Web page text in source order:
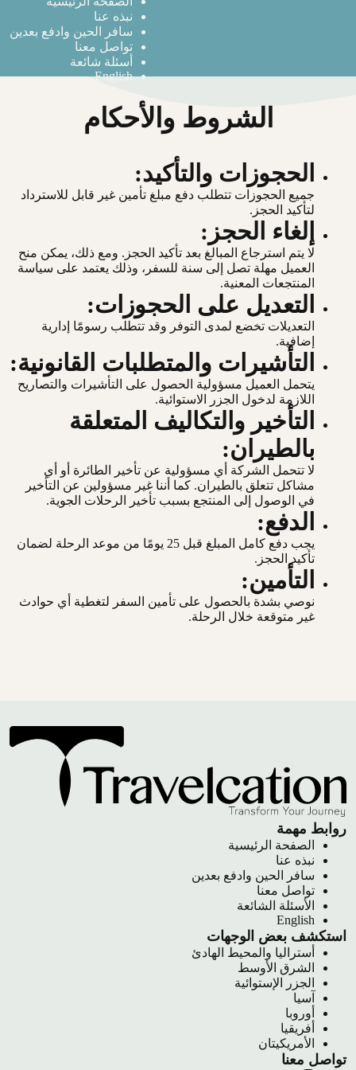
نبذه عنا
سافر الحين وادفع بعدين
تواصل معنا
أسئلة شائعة
English
الشروط والأحكام
الحجوزات والتأكيد:
جميع الحجوزات تتطلب دفع مبلغ تأمين غير قابل للاسترداد
لتأكيد الحجز.
إلغاء الحجز:
لا يتم استرجاع المبالغ بعد تأكيد الحجز. ومع ذلك، يمكن منح
العميل مهلة تصل إلى سنة للسفر، وذلك يعتمد على سياسة
المنتجعات المعنية.
التعديل على الحجوزات:
التعديلات تخضع لمدى التوفر وقد تتطلب رسومًَا إدارية
إضافية.
التأشيرات والمتطلبات القانونية:
يتحمل العميل مسؤولية الحصول على التأشيرات والتصاريح
اللازمة لدخول الجزر الاستوائية.
التأخير والتكاليف المتعلقة
بالطيران:
لا تتحمل الشركة أي مسؤولية عن تأخير الطائرة أو أي
مشاكل تتعلق بالطيران. كما أننا غير مسؤولين عن التأخير
في الوصول إلى المنتجع بسبب تأخير الرحلات الجوية.
الدفع:
يجب دفع كامل المبلغ قبل 25 يومًا من موعد الرحلة لضمان
تأكيد الحجز.
التأمين:
نوصي بشدة بالحصول على تأمين السفر لتغطية أي حوادث
غير متوقعة خلال الرحلة.
روابط مهمة
الصفحة الرئيسية
نبذه عنا
سافر الحين وادفع بعدين
تواصل معنا
الأسئلة الشائعة
English
استكشف بعض الوجهات
أستراليا والمحيط الهادئ
الشرق الأوسط
الجزر الإستوائية
آسيا
أوروبا
أفريقيا
الأمريكيتان
تواصل معنا